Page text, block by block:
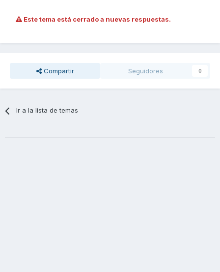
Este tema está cerrado a nuevas respuestas.
Compartir Seguidores 0
Ir a la lista de temas